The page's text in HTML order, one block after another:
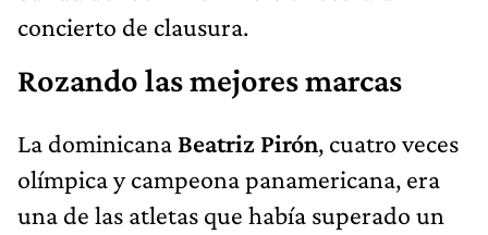
concierto de clausura.
Rozando las mejores marcas
La dominicana Beatriz Pirón, cuatro veces
olímpica y campeona panamericana, era
una de las atletas que había superado un